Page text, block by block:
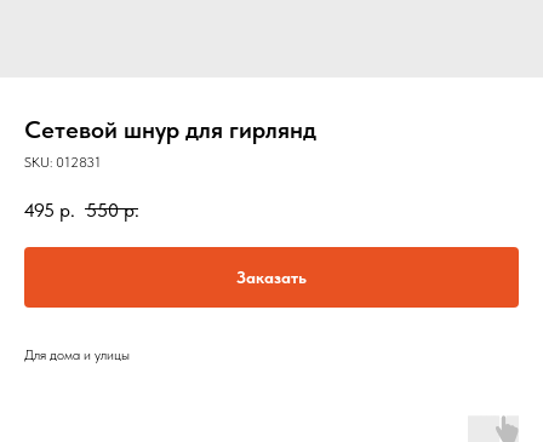
Сетевой шнур для гирлянд
SKU: 012831
495 р. 550 р.
Заказать
Для дома и улицы